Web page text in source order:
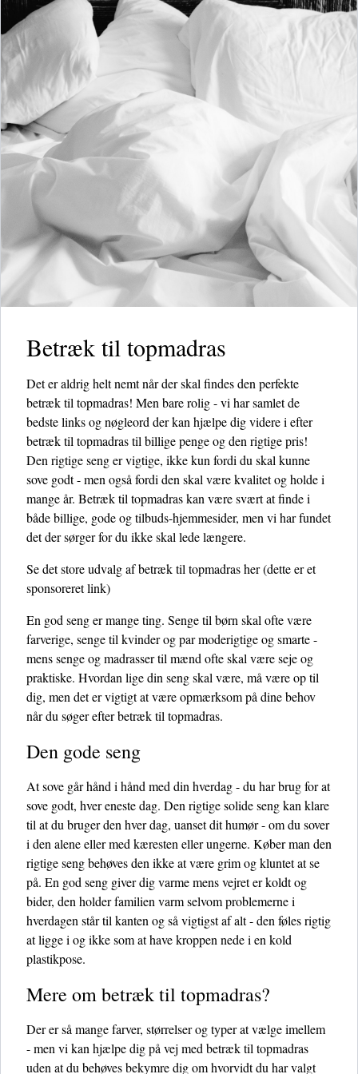
Betræk til topmadras
Det er aldrig helt nemt når der skal findes den perfekte
betræk til topmadras! Men bare rolig - vi har samlet de
bedste links og nøgleord der kan hjælpe dig videre i efter
betræk til topmadras til billige penge og den rigtige pris!
Den rigtige seng er vigtige, ikke kun fordi du skal kunne
sove godt - men også fordi den skal være kvalitet og holde i
mange år. Betræk til topmadras kan være svært at finde i
både billige, gode og tilbuds-hjemmesider, men vi har fundet
det der sørger for du ikke skal lede længere.
Se det store udvalg af betræk til topmadras her(dette er et
sponsoreret link)
En god seng er mange ting. Senge til børn skal ofte være
farverige, senge til kvinder og par moderigtige og smarte -
mens senge og madrasser til mænd ofte skal være seje og
praktiske. Hvordan lige din seng skal være, må være op til
dig, men det er vigtigt at være opmærksom på dine behov
når du søger efter betræk til topmadras.
Den gode seng
At sove går hånd i hånd med din hverdag - du har brug for at
sove godt, hver eneste dag. Den rigtige solide seng kan klare
til at du bruger den hver dag, uanset dit humør - om du sover
i den alene eller med kæresten eller ungerne. Køber man den
rigtige seng behøves den ikke at være grim og kluntet at se
på. En god seng giver dig varme mens vejret er koldt og
bider, den holder familien varm selvom problemerne i
hverdagen står til kanten og så vigtigst af alt - den føles rigtig
at ligge i og ikke som at have kroppen nede i en kold
plastikpose.
Mere om betræk til topmadras?
Der er så mange farver, størrelser og typer at vælge imellem
- men vi kan hjælpe dig på vej med betræk til topmadras
uden at du behøves bekymre dig om hvorvidt du har valgt